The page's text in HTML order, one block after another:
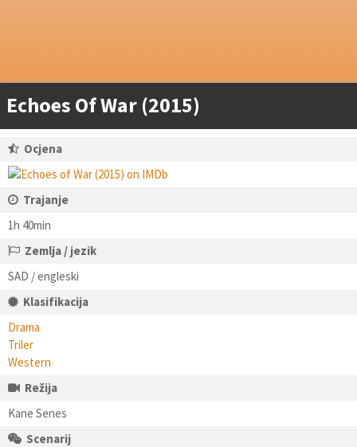
Echoes Of War (2015)
Ocjena
Trajanje
1h 40min
Zemlja / jezik
SAD / engleski
Klasifikacija
Drama
Triler
Western
Režija
Kane Senes
Scenarij